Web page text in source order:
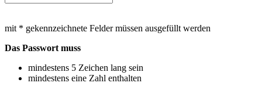
mit * gekennzeichnete Felder müssen ausgefüllt werden
Das Passwort muss
mindestens 5 Zeichen lang sein
mindestens eine Zahl enthalten